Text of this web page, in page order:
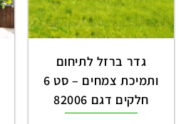
גדר ברזל לתיחום
ותמיכת צמחים – סט 6
חלקים דגם 82006